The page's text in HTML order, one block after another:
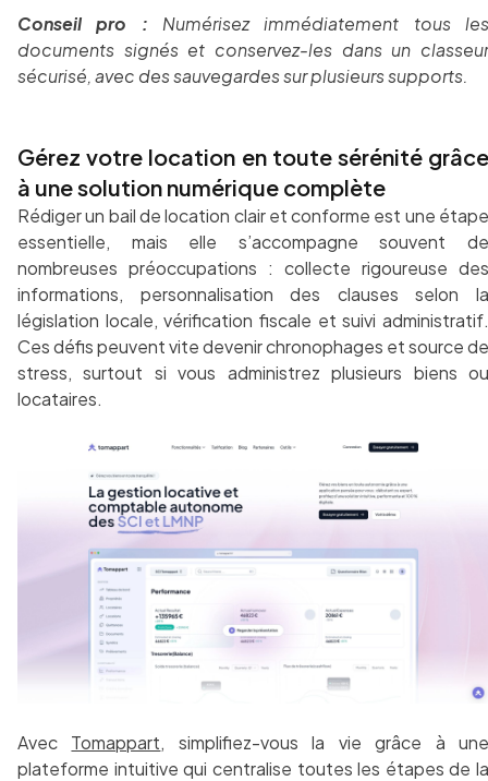
Conseil pro :
Numérisez immédiatement tous
documents signés et conservez-les dans un classeur
sécurisé, avec des sauvegardes sur plusieurs supports.
Gérez votre location en toute sérénité grâce
à une solution numérique complète
Rédiger un bail de location clair et conforme est une étape
essentielle, mais elle s’accompagne souvent de
nombreuses préoccupations : collecte rigoureuse des
informations, personnalisation des clauses selon la
législation locale, vérification fiscale et suivi administratif.
Ces défis peuvent vite devenir chronophages et source de
stress, surtout si vous administrez plusieurs biens ou
locataires.
Avec Tomappart, simplifiez-vous la vie grâce à
plateforme intuitive qui centralise toutes les étapes de la